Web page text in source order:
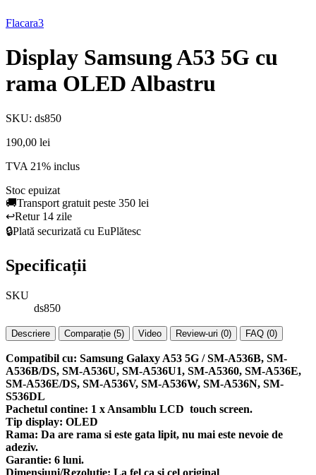
Flacara3
Display Samsung A53 5G cu
rama OLED Albastru
SKU: ds850
190,00 lei
TVA 21% inclus
Stoc epuizat
🚚Transport gratuit peste 350 lei
↩️Retur 14 zile
🔒Plată securizată cu EuPlătesc
Specificații
SKU
ds850
Descriere Comparație (5) Video Review-uri (0) FAQ (0)
Compatibil cu: Samsung Galaxy A53 5G / SM-A536B, SM-
A536B/DS, SM-A536U, SM-A536U1, SM-A5360, SM-A536E,
SM-A536E/DS, SM-A536V, SM-A536W, SM-A536N, SM-
S536DL
Pachetul contine: 1 x Ansamblu LCD touch screen.
Tip display: OLED
Rama: Da are rama si este gata lipit, nu mai este nevoie de
adeziv.
Garantie: 6 luni.
Dimensiuni/Rezolutie: La fel ca si cel original